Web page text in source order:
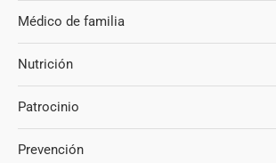
Médico de familia
Nutrición
Patrocinio
Prevención